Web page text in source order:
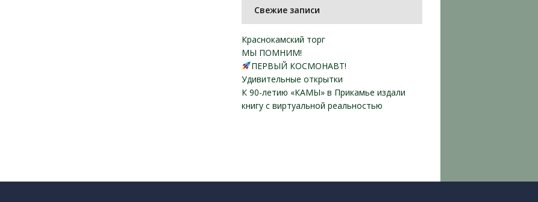
Свежие записи
Краснокамский торг
МЫ ПОМНИМ!
ПЕРВЫЙ КОСМОНАВТ!
Удивительные открытки
К 90-летию «КАМЫ» в Прикамье издали
книгу с виртуальной реальностью